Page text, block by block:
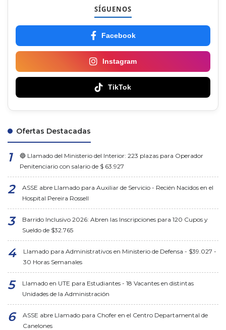
SÍGUENOS
Facebook
Instagram
TikTok
Ofertas Destacadas
🔵 Llamado del Ministerio del Interior: 223 plazas para Operador
Penitenciario con salario de $ 63.927
ASSE abre Llamado para Auxiliar de Servicio - Recién Nacidos en el
Hospital Pereira Rossell
Barrido Inclusivo 2026: Abren las Inscripciones para 120 Cupos y
Sueldo de $32.765
Llamado para Administrativos en Ministerio de Defensa - $39.027 -
30 Horas Semanales
Llamado en UTE para Estudiantes - 18 Vacantes en distintas
Unidades de la Administración
ASSE abre Llamado para Chofer en el Centro Departamental de
Canelones